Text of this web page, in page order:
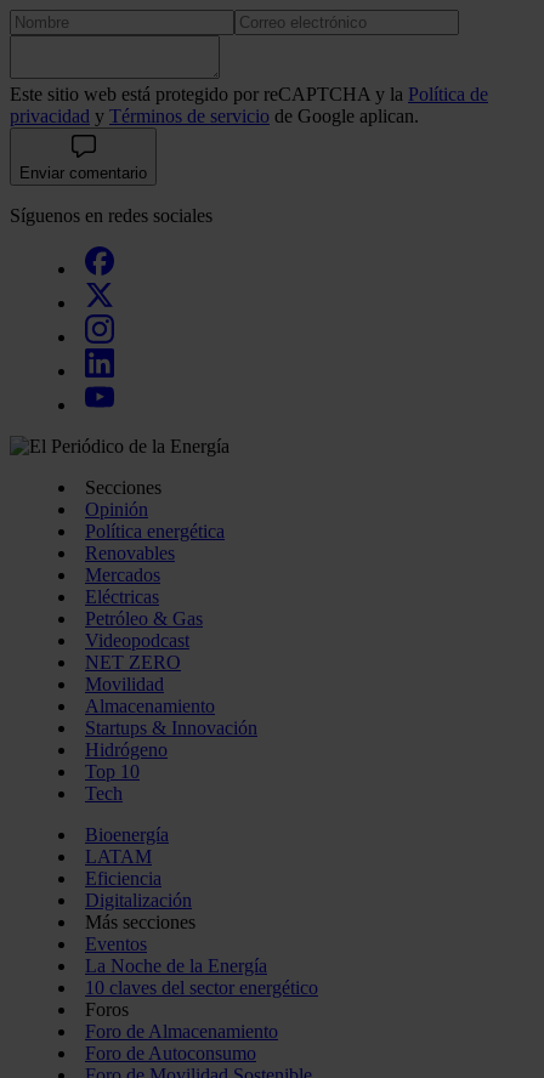
Este sitio web está protegido por reCAPTCHA y la Política de
privacidad y Términos de servicio de Google aplican.
Enviar comentario
Síguenos en redes sociales
Secciones
Opinión
Política energética
Renovables
Mercados
Eléctricas
Petróleo & Gas
Videopodcast
NET ZERO
Movilidad
Almacenamiento
Startups & Innovación
Hidrógeno
Top 10
Tech
Bioenergía
LATAM
Eficiencia
Digitalización
Más secciones
Eventos
La Noche de la Energía
10 claves del sector energético
Foros
Foro de Almacenamiento
Foro de Autoconsumo